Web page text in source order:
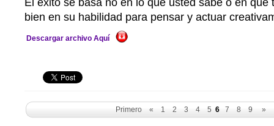
El éxito se basa no en lo que usted sabe o en qué
bien en su habilidad para pensar y actuar
Descargar archivo Aquí
Primero « 1 2 3 4 5 6 7 8 9 »